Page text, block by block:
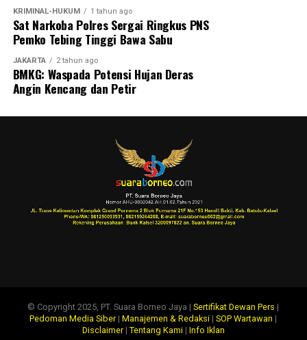
KRIMINAL-HUKUM 1 tahun ago
Sat Narkoba Polres Sergai Ringkus PNS
Pemko Tebing Tinggi Bawa Sabu
JAKARTA 2 tahun ago
BMKG: Waspada Potensi Hujan Deras
Angin Kencang dan Petir
© Copyright 2025, PT. Suara Borneo Jaya |Sertifikat Dewan Pers |
Pedoman Media Siber|Manajemen & Redaksi |SOP Wartawan |
Disclaimer| Tentang Kami| Info Iklan